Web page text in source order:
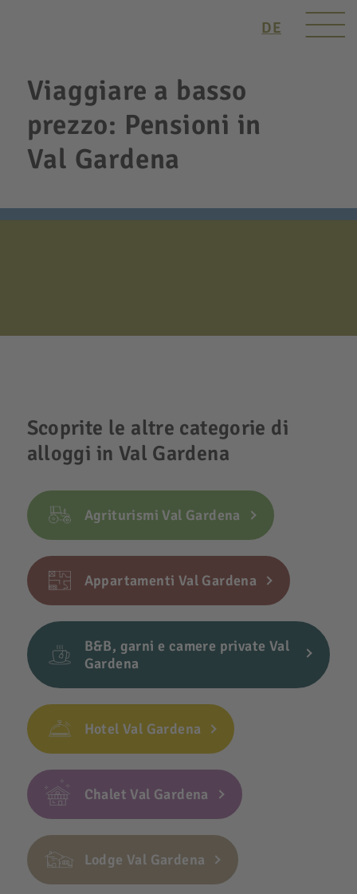
DE
Viaggiare a basso
prezzo: Pensioni in
Val Gardena
Scoprite le altre categorie di
alloggi in Val Gardena
Agriturismi Val Gardena
Appartamenti Val Gardena
B&B, garni e camere private Val
Gardena
Hotel Val Gardena
Chalet Val Gardena
Lodge Val Gardena